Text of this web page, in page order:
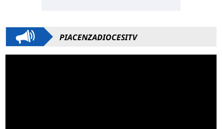
PIACENZADIOCESITV